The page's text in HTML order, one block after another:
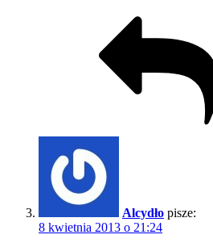
Alcydło pisze:
8 kwietnia 2013 o 21:24